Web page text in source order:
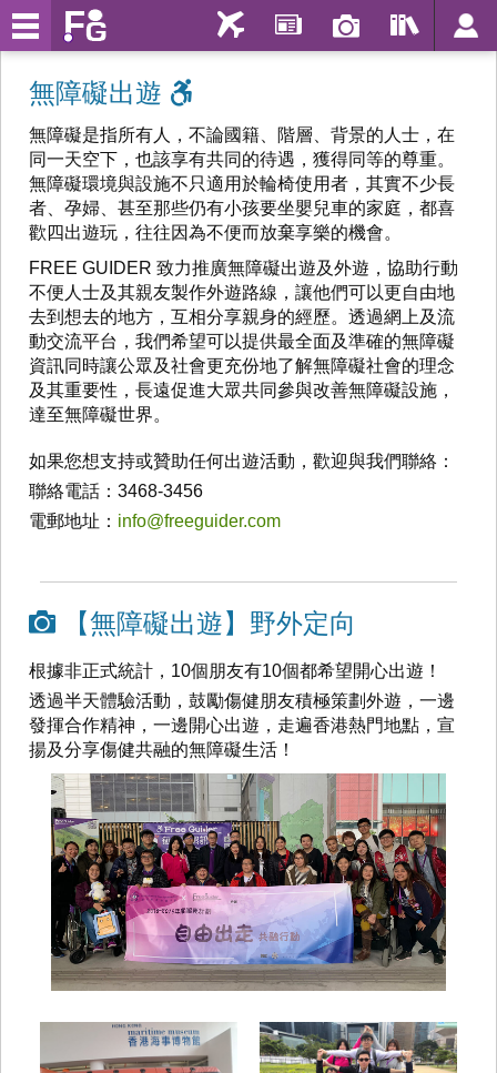
無障礙出遊
無障礙是指所有人，不論國籍、階層、背景的人士，在
同一天空下，也該享有共同的待遇，獲得同等的尊重。
無障礙環境與設施不只適用於輪椅使用者，其實不少長
者、孕婦、甚至那些仍有小孩要坐嬰兒車的家庭，都喜
歡四出遊玩，往往因為不便而放棄享樂的機會。
FREE GUIDER 致力推廣無障礙出遊及外遊，協助行動
不便人士及其親友製作外遊路線，讓他們可以更自由地
去到想去的地方，互相分享親身的經歷。透過網上及流
動交流平台，我們希望可以提供最全面及準確的無障礙
資訊同時讓公眾及社會更充份地了解無障礙社會的理念
及其重要性，長遠促進大眾共同參與改善無障礙設施，
達至無障礙世界。
如果您想支持或贊助任何出遊活動，歡迎與我們聯絡：
聯絡電話：3468-3456
電郵地址： info@freeguider.com
【無障礙出遊】野外定向
根據非正式統計，10個朋友有10個都希望開心出遊！
透過半天體驗活動，鼓勵傷健朋友積極策劃外遊，一邊
發揮合作精神，一邊開心出遊，走遍香港熱門地點，宣
揚及分享傷健共融的無障礙生活！